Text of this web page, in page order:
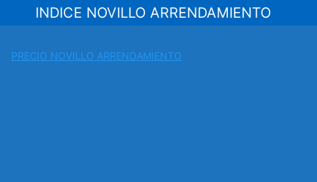
al
INDICE NOVILLO ARRENDAMIENTO
PRECIO NOVILLO ARRENDAMIENTO